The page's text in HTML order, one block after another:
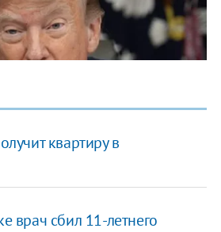
квартиру в
врач сбил 11-летнего